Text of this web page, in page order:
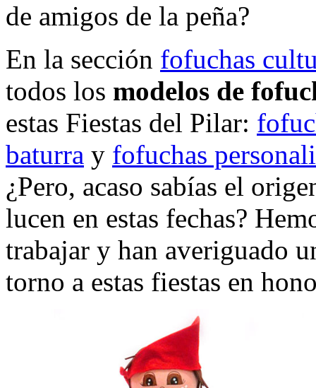
de amigos de la peña?
En la sección fofuchas
todos los modelos de
estas Fiestas del Pilar:
baturra y fofuchas
¿Pero, acaso sabías el
lucen en estas fechas?
trabajar y han averiguado
torno a estas fiestas en